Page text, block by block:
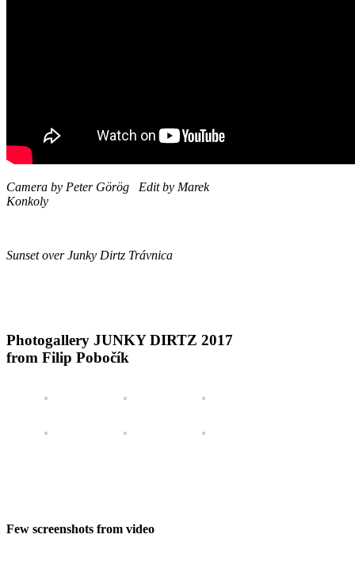
Camera by Peter Görög Edit by Marek
Konkoly
Sunset over Junky Dirtz Trávnica
Photogallery JUNKY DIRTZ 2017
from Filip Pobočík
Few screenshots from video